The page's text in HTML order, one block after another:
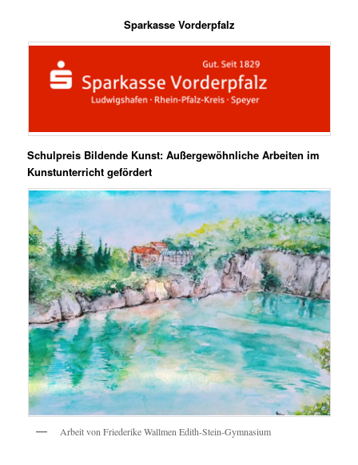
Sparkasse Vorderpfalz
Schulpreis Bildende Kunst: Außergewöhnliche Arbeiten im
Kunstunterricht gefördert
Arbeit von Friederike Wallmen Edith-Stein-Gymnasium